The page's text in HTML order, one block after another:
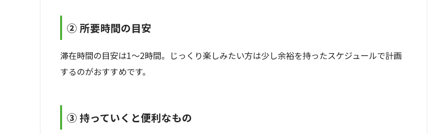
② 所要時間の目安
滞在時間の目安は1〜2時間。じっくり楽しみたい方は少し余裕を持ったスケジュールで計画
するのがおすすめです。
③ 持っていくと便利なもの